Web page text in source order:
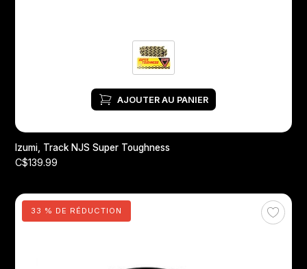
AJOUTER AU PANIER
Izumi, Track NJS Super Toughness
C$139.99
33 % DE RÉDUCTION